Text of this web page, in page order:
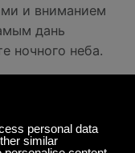
и вниманием
дань
ночного неба.